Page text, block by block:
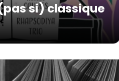
si) classique